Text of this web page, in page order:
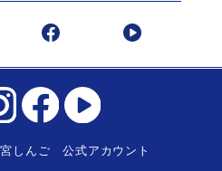
しんご 公式アカウント